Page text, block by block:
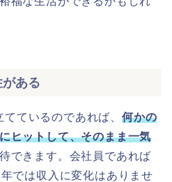
ある
ているのであれば、 何かの
ヒットして、そのまま一気
できます。会社員であれば
では収入に変化はありませ